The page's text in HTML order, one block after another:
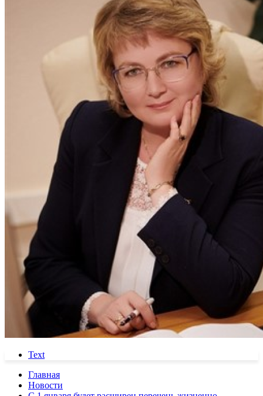
Text
Главная
Новости